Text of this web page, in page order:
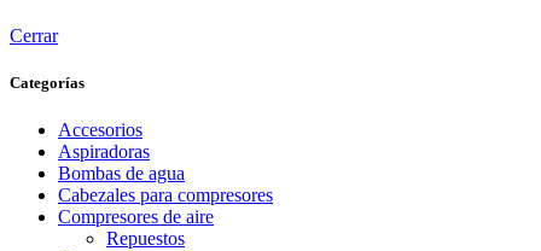
Cerrar
Categorías
Accesorios
Aspiradoras
Bombas de agua
Cabezales para compresores
Compresores de aire
Repuestos